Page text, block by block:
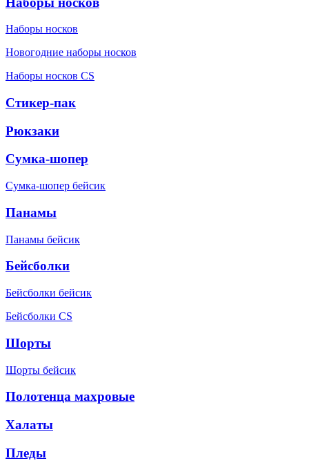
Наборы носков
Новогодние наборы носков
Наборы носков CS
Стикер-пак
Рюкзаки
Сумка-шопер
Сумка-шопер бейсик
Панамы
Панамы бейсик
Бейсболки
Бейсболки бейсик
Бейсболки CS
Шорты
Шорты бейсик
Полотенца махровые
Халаты
Пледы